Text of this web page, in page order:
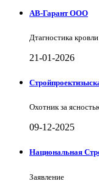
АВ-Гарант ООО
Дтагностика
21-01-2026
Охотник за
09-12-2025
Национальная
Заявление